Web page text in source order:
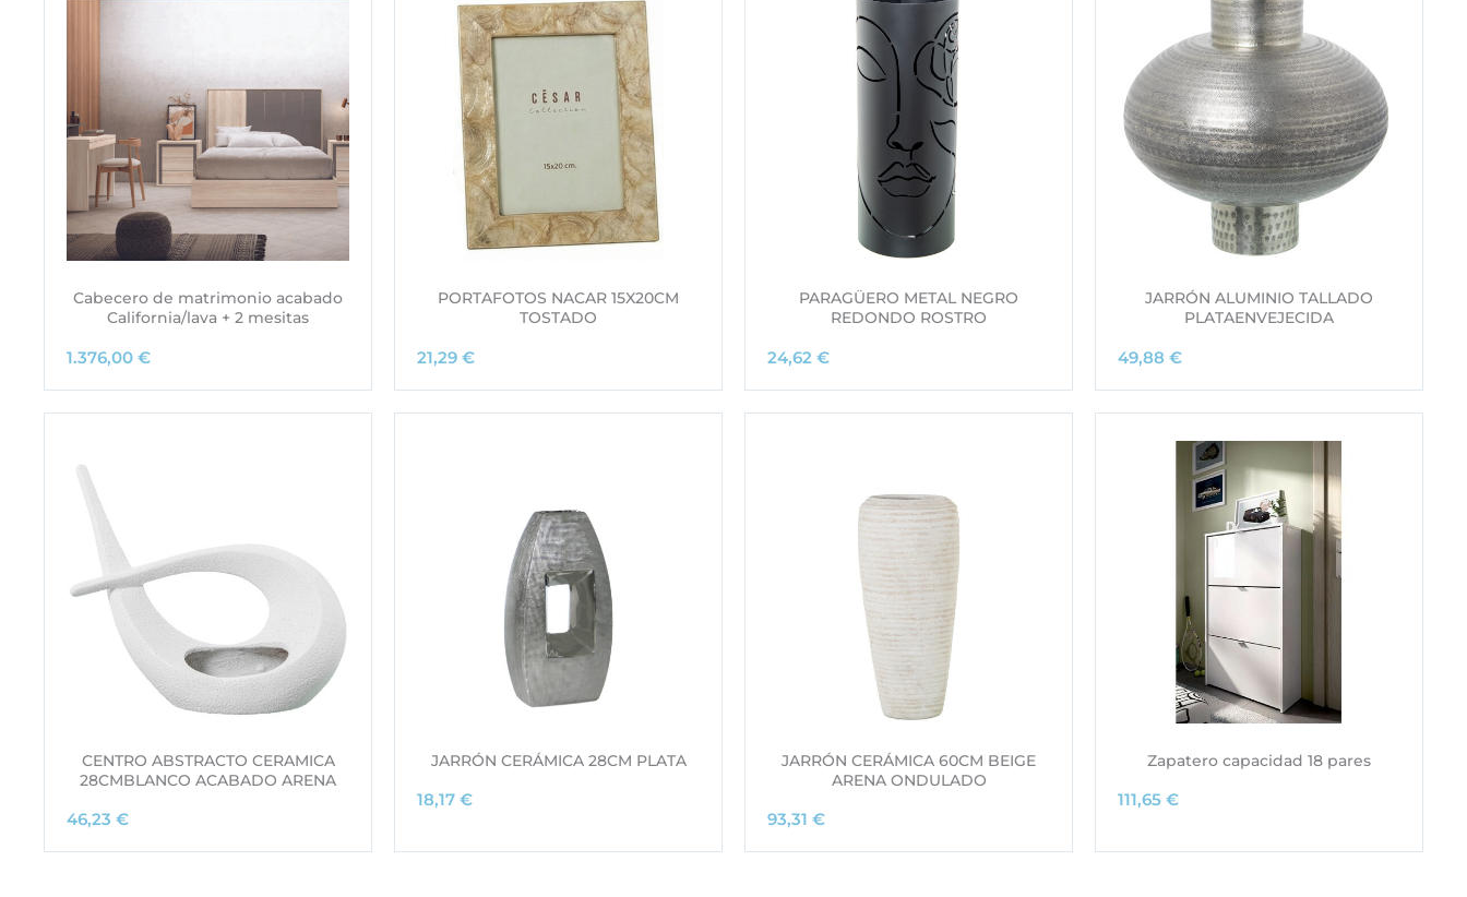
Cabecero de matrimonio acabado
California/lava + 2 mesitas
1.376,00 €
PORTAFOTOS NACAR 15X20CM
TOSTADO
21,29 €
PARAGÜERO METAL NEGRO
REDONDO ROSTRO
24,62 €
JARRÓN ALUMINIO TALLADO
PLATAENVEJECIDA
49,88 €
CENTRO ABSTRACTO CERAMICA
28CMBLANCO ACABADO ARENA
46,23 €
JARRÓN CERÁMICA 28CM PLATA
18,17 €
JARRÓN CERÁMICA 60CM BEIGE
ARENA ONDULADO
93,31 €
Zapatero capacidad 18 pares
111,65 €